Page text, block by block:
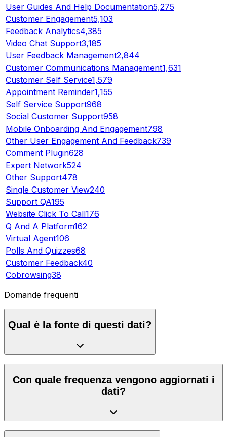
User Guides And Help Documentation5,275
Customer Engagement5,103
Feedback Analytics4,385
Video Chat Support3,185
User Feedback Management2,844
Customer Communications Management1,631
Customer Self Service1,579
Appointment Reminder1,155
Self Service Support968
Social Customer Support958
Mobile Onboarding And Engagement798
Other User Engagement And Feedback739
Comment Plugin628
Expert Network524
Other Support478
Single Customer View240
Support QA195
Website Click To Call176
Q And A Platform162
Virtual Agent106
Polls And Quizzes68
Customer Feedback40
Cobrowsing38
Domande frequenti
Qual è la fonte di questi dati?
Con quale frequenza vengono aggiornati i
dati?